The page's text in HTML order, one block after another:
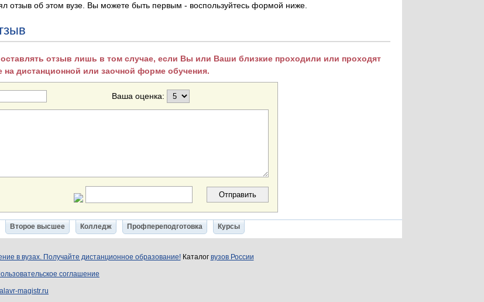
отзыв об этом вузе. Вы можете быть первым - воспользуйтесь формой ниже.
отзыв лишь в том случае, если Вы или Ваши близкие проходили или проходят
на дистанционной или заочной форме обучения.
Ваша оценка:
Второе высшее Колледж Профпереподготовка Курсы
в вузах. Получайте дистанционное образование!Каталог вузов России
соглашение
magistr.ru